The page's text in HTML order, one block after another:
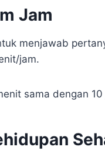
Jam
menjawab
jam.
sama dengan 10